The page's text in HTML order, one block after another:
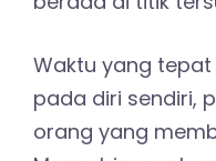
Waktu yang
pada diri sendiri,
orang yang